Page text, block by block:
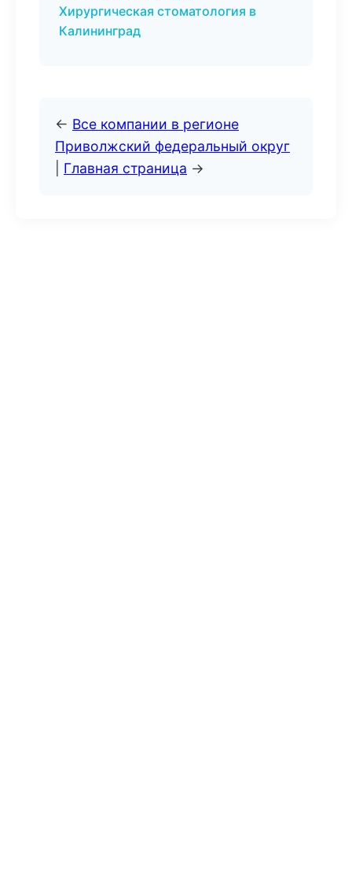
Хирургическая стоматология в
Калининград
← Все компании в регионе
Приволжский федеральный округ
Главная страница →